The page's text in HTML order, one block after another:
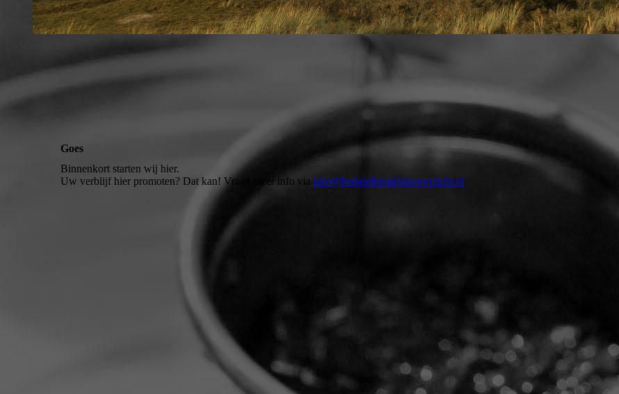
Goes
Binnenkort starten wij hier.
Uw verblijf hier promoten? Dat kan! Vraag meer info via info@bedandbreakfastoverzicht.nl